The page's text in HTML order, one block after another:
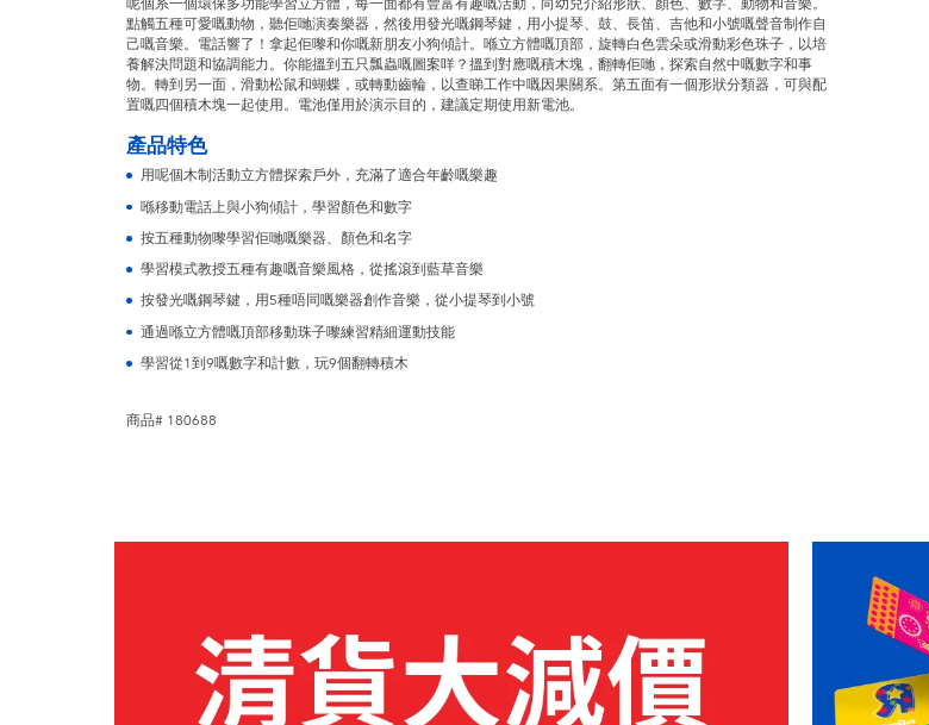
點觸五種可愛嘅動物，聽佢哋演奏樂器，然後用發光嘅鋼琴鍵，用小提琴、鼓、長笛、吉他和小號嘅聲音制作自
己嘅音樂。電話響了！拿起佢嚟和你嘅新朋友小狗傾計。喺立方體嘅頂部，旋轉白色雲朵或滑動彩色珠子，以培
養解決問題和協調能力。你能搵到五只瓢蟲嘅圖案咩？搵到對應嘅積木塊，翻轉佢哋，探索自然中嘅數字和事
物。轉到另一面，滑動松鼠和蝴蝶，或轉動齒輪，以查睇工作中嘅因果關系。第五面有一個形狀分類器，可與配
置嘅四個積木塊一起使用。電池僅用於演示目的，建議定期使用新電池。
產品特色
用呢個木制活動立方體探索戶外，充滿了適合年齡嘅樂趣
喺移動電話上與小狗傾計，學習顏色和數字
按五種動物嚟學習佢哋嘅樂器、顏色和名字
學習模式教授五種有趣嘅音樂風格，從搖滾到藍草音樂
按發光嘅鋼琴鍵，用5種唔同嘅樂器創作音樂，從小提琴到小號
通過喺立方體嘅頂部移動珠子嚟練習精細運動技能
學習從1到9嘅數字和計數，玩9個翻轉積木
商品# 180688